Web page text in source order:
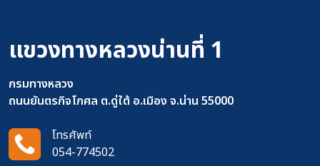
แขวงทางหลวงน่านที่ 1
กรมทางหลวง
ถนนยันตรกิจโกศล ต.ดู่ใต้ อ.เมือง จ.น่าน 55000
โทรศัพท์
054-774502